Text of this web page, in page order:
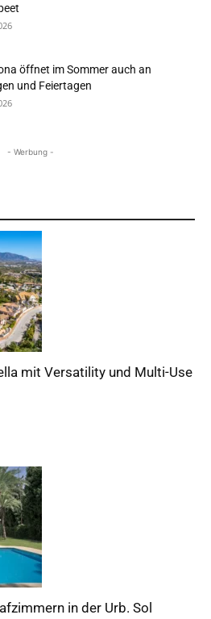
öffnet im Sommer auch an
und Feiertagen
- Werbung -
mit Versatility und Multi-Use
in der Urb. Sol